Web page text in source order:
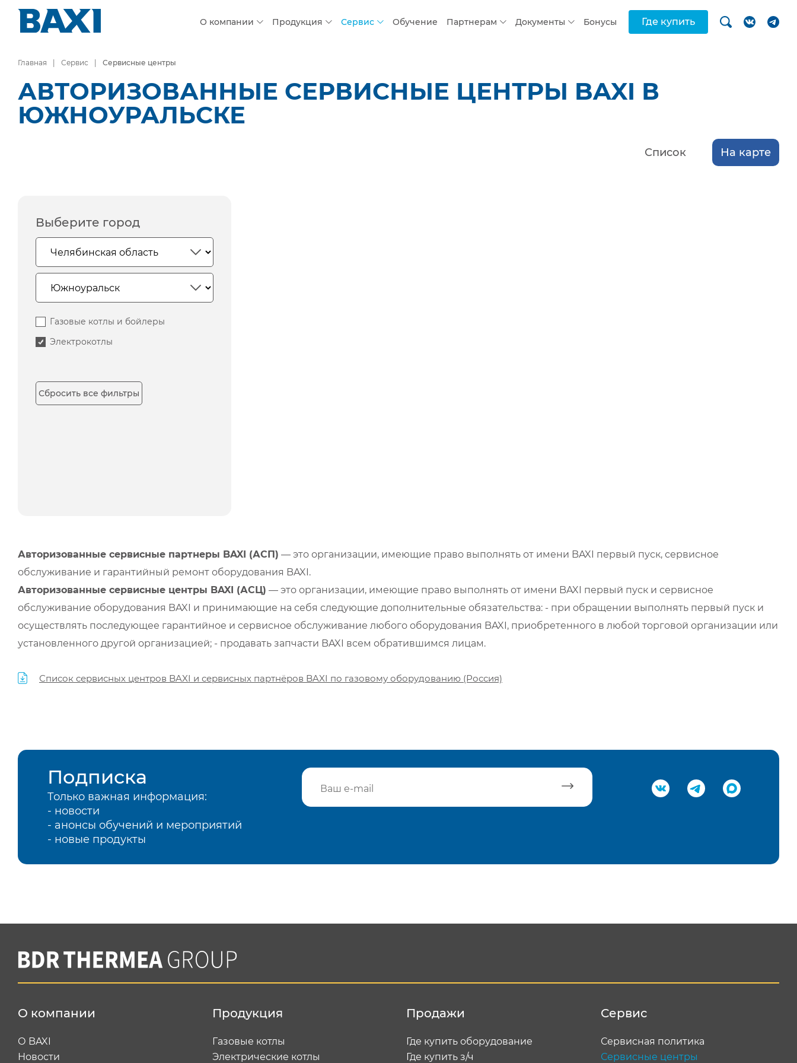
О компании Продукция Сервис Обучение Партнерам Документы Бонусы Где купить
Главная Сервис Сервисные центры
АВТОРИЗОВАННЫЕ СЕРВИСНЫЕ ЦЕНТРЫ BAXI В
ЮЖНОУРАЛЬСКЕ
Список На карте
Выберите город
Газовые котлы и бойлеры
Электрокотлы
Сбросить все фильтры
Авторизованные сервисные партнеры BAXI (АСП) — это организации, имеющие право выполнять от имени BAXI первый пуск, сервисное
обслуживание и гарантийный ремонт оборудования BAXI.
Авторизованные сервисные центры BAXI (АСЦ) — это организации, имеющие право выполнять от имени BAXI первый пуск и сервисное
обслуживание оборудования BAXI и принимающие на себя следующие дополнительные обязательства: - при обращении выполнять первый пуск и
осуществлять последующее гарантийное и сервисное обслуживание любого оборудования BAXI, приобретенного в любой торговой организации или
установленного другой организацией; - продавать запчасти BAXI всем обратившимся лицам.
Список сервисных центров BAXI и сервисных партнёров BAXI по газовому оборудованию (Россия)
Подписка
Только важная информация:
- новости
- анонсы обучений и мероприятий
- новые продукты
О компании
О BAXI
Новости
Продукция
Газовые котлы
Электрические котлы
Продажи
Где купить оборудование
Где купить з/ч
Сервис
Сервисная политика
Сервисные центры